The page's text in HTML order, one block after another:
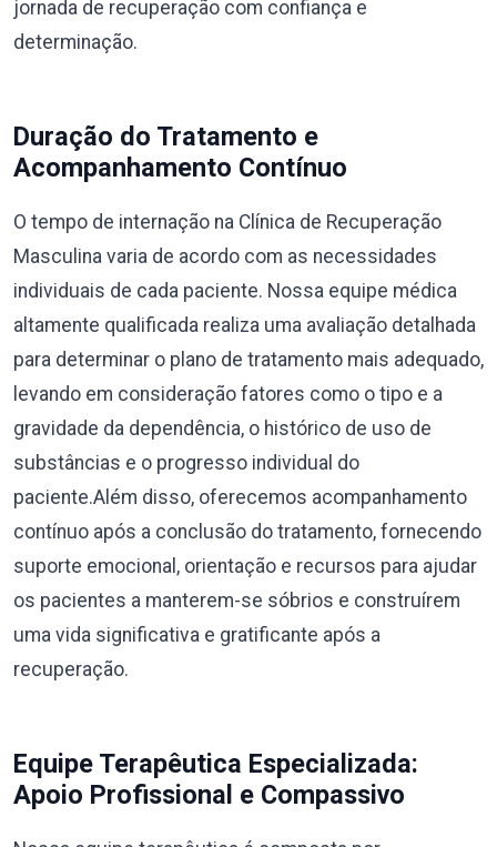
jornada de recuperação com confiança e
determinação.
Duração do Tratamento e
Acompanhamento Contínuo
O tempo de internação na Clínica de Recuperação
Masculina varia de acordo com as necessidades
individuais de cada paciente. Nossa equipe médica
altamente qualificada realiza uma avaliação detalhada
para determinar o plano de tratamento mais adequado,
levando em consideração fatores como o tipo e a
gravidade da dependência, o histórico de uso de
substâncias e o progresso individual do
paciente.Além disso, oferecemos acompanhamento
contínuo após a conclusão do tratamento, fornecendo
suporte emocional, orientação e recursos para ajudar
os pacientes a manterem-se sóbrios e construírem
uma vida significativa e gratificante após a
recuperação.
Equipe Terapêutica Especializada:
Apoio Profissional e Compassivo